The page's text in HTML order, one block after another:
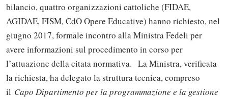
bilancio, quattro organizzazioni cattoliche (FIDAE,
AGIDAE, FISM, CdO Opere Educative) hanno richiesto, nel
giugno 2017, formale incontro alla Ministra Fedeli per
avere informazioni sul procedimento in corso per
l’attuazione della citata normativa. La Ministra, verificata
la richiesta, ha delegato la struttura tecnica, compreso
il Capo Dipartimento per la programmazione e la gestione